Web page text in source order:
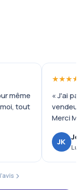
même
tout
« J'ai
Merci
JK